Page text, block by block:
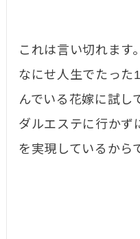
これは言い切れます。
なにせ人生でたった
んでいる花嫁に試し
ダルエステに行かず
を実現しているから